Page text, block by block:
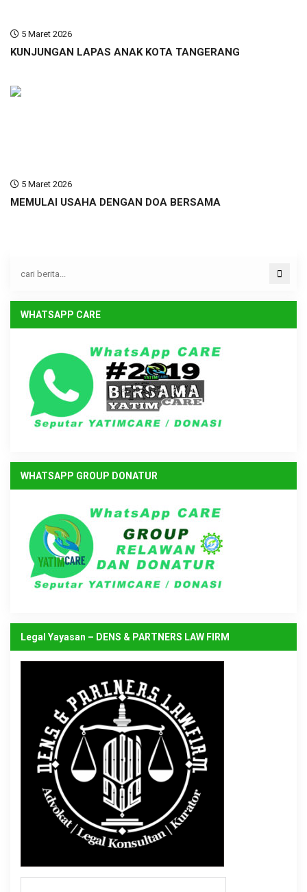
5 Maret 2026
KUNJUNGAN LAPAS ANAK KOTA TANGERANG
5 Maret 2026
MEMULAI USAHA DENGAN DOA BERSAMA
WHATSAPP CARE
WHATSAPP GROUP DONATUR
Legal Yayasan – DENS & PARTNERS LAW FIRM